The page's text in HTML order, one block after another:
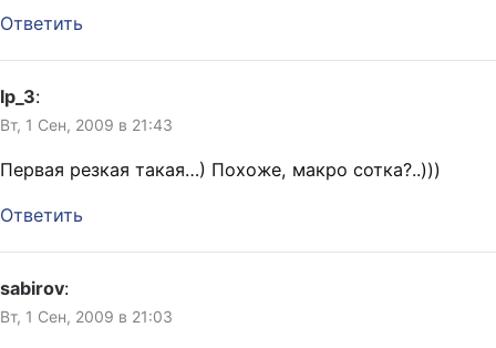
Ответить
lp_3:
Вт, 1 Сен, 2009 в 21:43
Первая резкая такая…) Похоже, макро сотка?..)))
Ответить
sabirov:
Вт, 1 Сен, 2009 в 21:03